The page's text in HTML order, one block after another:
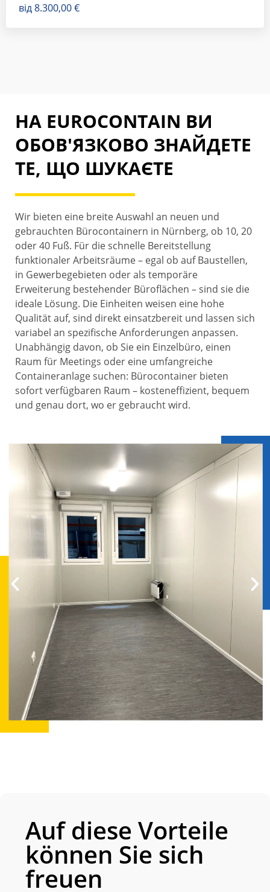
від8.300,00€
НА EUROCONTAIN ВИ
ОБОВ'ЯЗКОВО ЗНАЙДЕТЕ
ТЕ, ЩО ШУКАЄТЕ
Wir bieten eine breite Auswahl an neuen und
gebrauchten Bürocontainern in Nürnberg, ob 10, 20
oder 40 Fuß. Für die schnelle Bereitstellung
funktionaler Arbeitsräume – egal ob auf Baustellen,
in Gewerbegebieten oder als temporäre
Erweiterung bestehender Büroflächen – sind sie die
ideale Lösung. Die Einheiten weisen eine hohe
Qualität auf, sind direkt einsatzbereit und lassen sich
variabel an spezifische Anforderungen anpassen.
Unabhängig davon, ob Sie ein Einzelbüro, einen
Raum für Meetings oder eine umfangreiche
Containeranlage suchen: Bürocontainer bieten
sofort verfügbaren Raum – kosteneffizient, bequem
und genau dort, wo er gebraucht wird.
Auf diese Vorteile
können Sie sich
freuen